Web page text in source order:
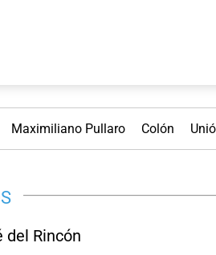
Maximiliano Pullaro Colón
del Rincón